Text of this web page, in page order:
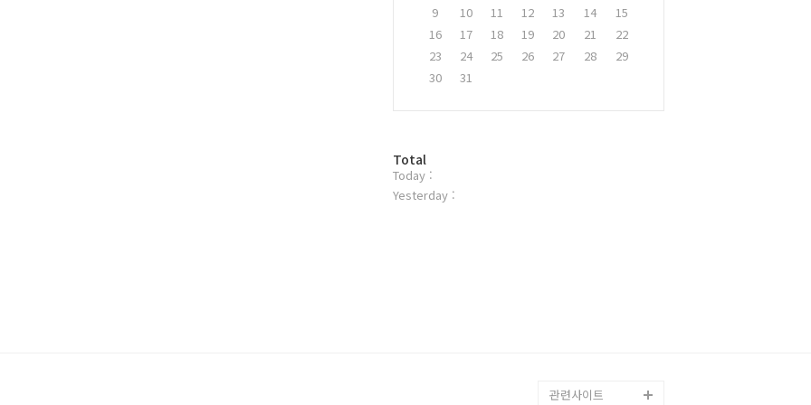
9
10 11 12 13 14
15
16
17 18 19 20 21
22
23
24 25 26 27 28
29
30
31
방
문
자
Total
Today :
Yesterday :
관련사이트